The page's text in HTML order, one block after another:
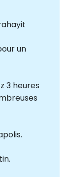
un
3 heures